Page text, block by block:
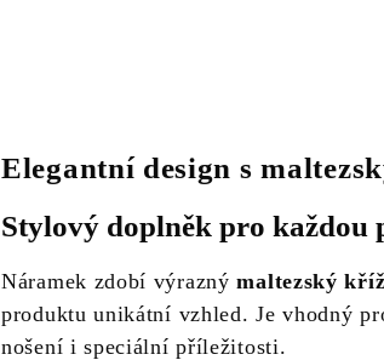
Elegantní design s
Stylový doplněk pro každou
Náramek zdobí výraznýmaltezský kříž
produktu unikátní vzhled. Je vhodný
nošení i speciální příležitosti.